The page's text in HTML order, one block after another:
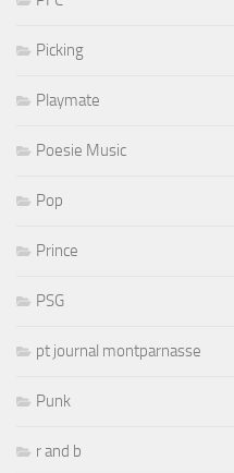
Picking
Playmate
Poesie Music
Pop
Prince
PSG
pt journal montparnasse
Punk
r and b